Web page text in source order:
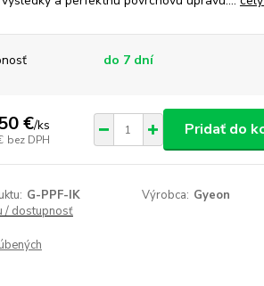
do 7 dní
€/ks
bez DPH
Pridať do
G-PPF-IK Výrobca: Gyeon
/ dostupnosť